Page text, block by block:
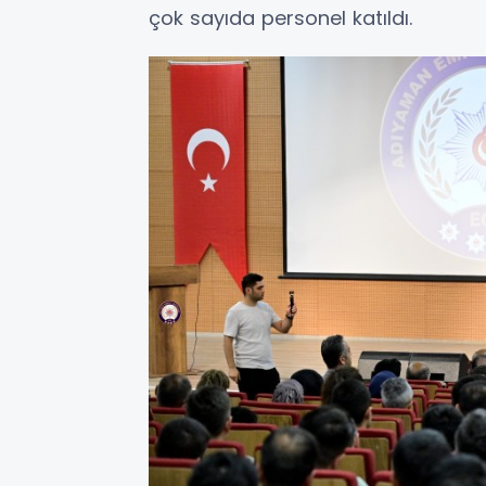
çok sayıda personel katıldı.